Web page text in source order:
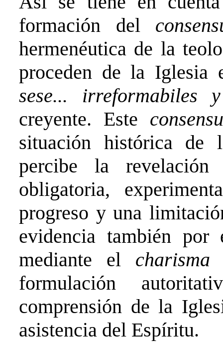
formación del
hermenéutica de la
proceden de la
sese... irreformabiles
creyente. Este
situación histórica de
percibe la
obligatoria,
progreso y una
evidencia también
mediante el
formulación
comprensión de la
asistencia del Espíritu.